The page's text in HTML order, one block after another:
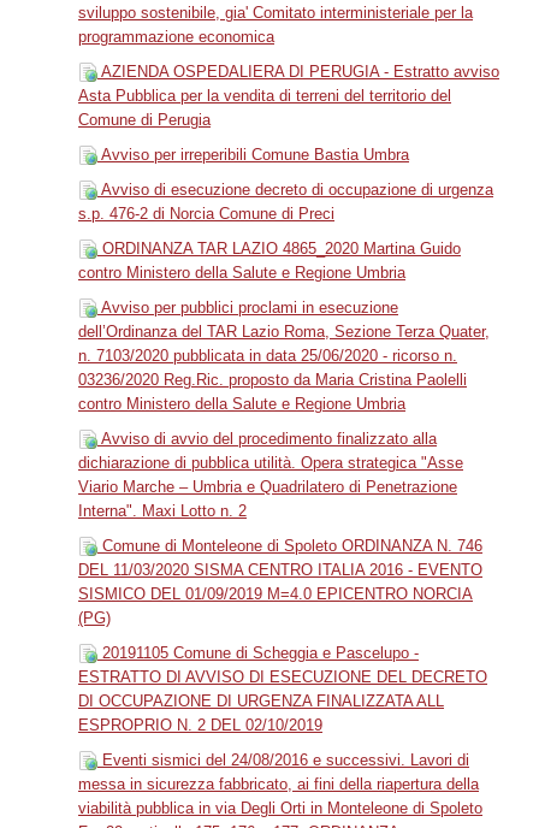
sviluppo sostenibile, gia' Comitato interministeriale per la
programmazione economica
AZIENDA OSPEDALIERA DI PERUGIA - Estratto avviso
Asta Pubblica per la vendita di terreni del territorio del
Comune di Perugia
Avviso per irreperibili Comune Bastia Umbra
Avviso di esecuzione decreto di occupazione di urgenza
s.p. 476-2 di Norcia Comune di Preci
ORDINANZA TAR LAZIO 4865_2020 Martina Guido
contro Ministero della Salute e Regione Umbria
Avviso per pubblici proclami in esecuzione
dell’Ordinanza del TAR Lazio Roma, Sezione Terza Quater,
n. 7103/2020 pubblicata in data 25/06/2020 - ricorso n.
03236/2020 Reg.Ric. proposto da Maria Cristina Paolelli
contro Ministero della Salute e Regione Umbria
Avviso di avvio del procedimento finalizzato alla
dichiarazione di pubblica utilità. Opera strategica "Asse
Viario Marche – Umbria e Quadrilatero di Penetrazione
Interna". Maxi Lotto n. 2
Comune di Monteleone di Spoleto ORDINANZA N. 746
DEL 11/03/2020 SISMA CENTRO ITALIA 2016 - EVENTO
SISMICO DEL 01/09/2019 M=4.0 EPICENTRO NORCIA
(PG)
20191105 Comune di Scheggia e Pascelupo -
ESTRATTO DI AVVISO DI ESECUZIONE DEL DECRETO
DI OCCUPAZIONE DI URGENZA FINALIZZATA ALL
ESPROPRIO N. 2 DEL 02/10/2019
Eventi sismici del 24/08/2016 e successivi. Lavori di
messa in sicurezza fabbricato, ai fini della riapertura della
viabilità pubblica in via Degli Orti in Monteleone di Spoleto